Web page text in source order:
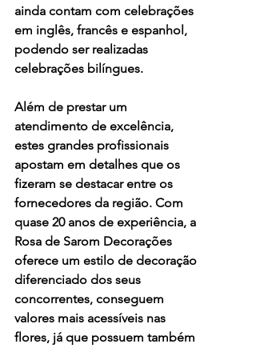
ainda contam com celebrações
em inglês, francês e espanhol,
podendo ser realizadas
celebrações bilíngues.
Além de prestar um
atendimento de excelência,
estes grandes profissionais
apostam em detalhes que os
fizeram se destacar entre os
fornecedores da região. Com
quase 20 anos de experiência, a
Rosa de Sarom Decorações
oferece um estilo de decoração
diferenciado dos seus
concorrentes, conseguem
valores mais acessíveis nas
flores, já que possuem também